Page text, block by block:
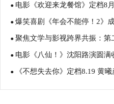
塑造凡人八仙群像
● 电影《欢迎来龙餐馆》定档8
蒋奇明带中餐闯中东
● 爆笑喜剧《年会不能停！2》
行 张若昀白客爆笑整活走心输
● 聚焦文学与影视跨界共振：第
月报影视改编价值潜力榜”在盐
● 电影《八仙！》沈阳路演圆满
互赠“东北特色”惊喜
● 《不想失去你》定档8.19 黄
凡生活里的光亮